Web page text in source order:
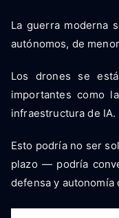
La guerra moderna
autónomos, de
Los drones se
importantes como
infraestructura de IA.
Esto podría no ser
plazo — podría
defensa y autonomía